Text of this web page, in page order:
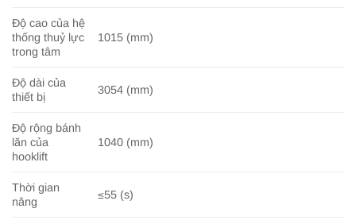
Độ cao của hệ
thống thuỷ lực
trong tâm
1015 (mm)
Độ dài của
thiết bị
3054 (mm)
Độ rộng bánh
lăn của
hooklift
1040 (mm)
Thời gian
nâng
≤55 (s)